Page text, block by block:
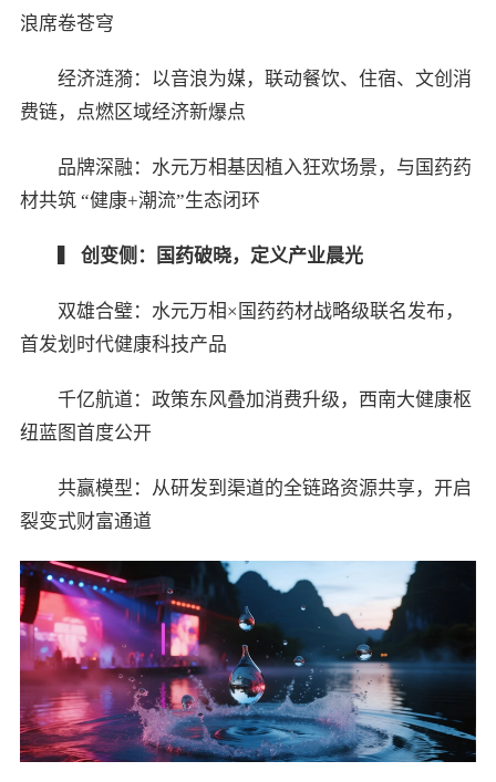
浪席卷苍穹
经济涟漪：以音浪为媒，联动餐饮、住宿、文创消
费链，点燃区域经济新爆点
品牌深融：水元万相基因植入狂欢场景，与国药药
材共筑 “健康+潮流”生态闭环
创变侧：国药破晓，定义产业晨光
双雄合璧：水元万相×国药药材战略级联名发布，
首发划时代健康科技产品
千亿航道：政策东风叠加消费升级，西南大健康枢
纽蓝图首度公开
共赢模型：从研发到渠道的全链路资源共享，开启
裂变式财富通道